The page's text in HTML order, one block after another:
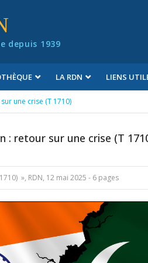
depuis 1939
LA RDN LIENS
une crise (T 1710)
: retour sur une crise (T
», RDN, 12 mai 2025 - 6 pages